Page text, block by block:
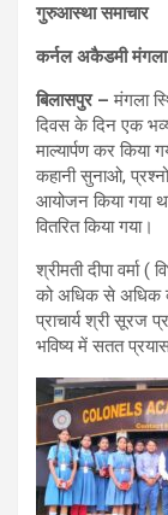
गुरुआस्था समाचार
कर्नल अकैडमी मंगला
बिलासपुर – मंगला
दिवस के दिन एक भव्य
माल्यार्पण कर किया
कहानी सुनाओ,
आयोजन किया गया
वितरित किया गया।
श्रीमती दीपा वर्मा (
को अधिक से अधिक
प्राचार्य श्री सूरज
भविष्य में सतत